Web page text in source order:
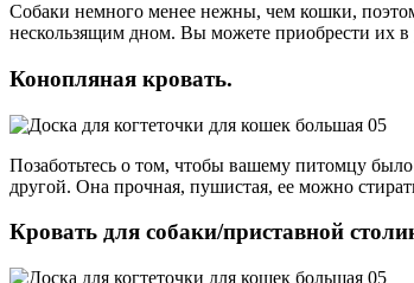
Собаки немного менее нежны, чем кошки,
нескользящим дном. Вы можете приобрести их
Конопляная кровать.
Позаботьтесь о том, чтобы вашему питомцу
другой. Она прочная, пушистая, ее можно
Кровать для собаки/приставной